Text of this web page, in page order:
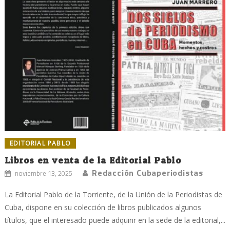
EDITORIAL PABLO
Libros en venta de la Editorial Pablo
noviembre 13, 2025 Redacción Cubaperiodistas
La Editorial Pablo de la Torriente, de la Unión de la Periodistas de
Cuba, dispone en su colección de libros publicados algunos
títulos, que el interesado puede adquirir en la sede de la editorial,...